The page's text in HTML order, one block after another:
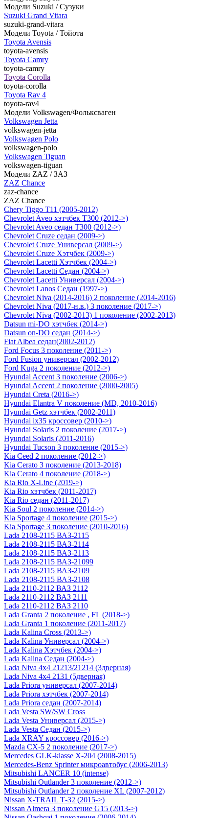
Модели Suzuki / Сузуки
Suzuki Grand Vitara
suzuki-grand-vitara
Модели Toyota / Тойота
Toyota Avensis
toyota-avensis
Toyota Camry
toyota-camry
Toyota Corolla
toyota-corolla
Toyota Rav 4
toyota-rav4
Модели Volkswagen/Фольксваген
Volkswagen Jetta
volkswagen-jetta
Volkswagen Polo
volkswagen-polo
Volkswagen Tiguan
volkswagen-tiguan
Модели ZAZ / ЗАЗ
ZAZ Chance
zaz-chance
ZAZ Chance
Chery Tiggo T11 (2005-2012)
Chevrolet Aveo хэтчбек Т300 (2012->)
Chevrolet Aveo седан Т300 (2012->)
Chevrolet Cruze седан (2009->)
Chevrolet Cruze Универсал (2009->)
Chevrolet Cruze Хэтчбек (2009->)
Chevrolet Lacetti Хэтчбек (2004->)
Chevrolet Lacetti Седан (2004->)
Chevrolet Lacetti Универсал (2004->)
Chevrolet Lanos Седан (1997->)
Chevrolet Niva (2014-2016) 2 поколение (2014-2016)
Chevrolet Niva (2017-н.в.) 3 поколение (2017->)
Chevrolet Niva (2002-2013) 1 поколение (2002-2013)
Datsun mi-DO хэтчбек (2014->)
Datsun on-DO седан (2014->)
Fiat Albea седан(2002-2012)
Ford Focus 3 поколение (2011->)
Ford Fusion универсал (2002-2012)
Ford Kuga 2 поколение (2012->)
Hyundai Accent 3 поколение (2006->)
Hyundai Accent 2 поколение (2000-2005)
Hyundai Creta (2016->)
Hyundai Elantra V поколение (MD, 2010-2016)
Hyundai Getz хэтчбек (2002-2011)
Hyundai ix35 кроссовер (2010->)
Hyundai Solaris 2 поколение (2017->)
Hyundai Solaris (2011-2016)
Hyundai Tucson 3 поколение (2015->)
Kia Ceed 2 поколение (2012->)
Kia Cerato 3 поколение (2013-2018)
Kia Cerato 4 поколение (2018->)
Kia Rio X-Line (2019->)
Kia Rio хэтчбек (2011-2017)
Kia Rio седан (2011-2017)
Kia Soul 2 поколение (2014->)
Kia Sportage 4 поколение (2015->)
Kia Sportage 3 поколение (2010-2016)
Lada 2108-2115 ВАЗ-2115
Lada 2108-2115 ВАЗ-2114
Lada 2108-2115 ВАЗ-2113
Lada 2108-2115 ВАЗ-21099
Lada 2108-2115 ВАЗ-2109
Lada 2108-2115 ВАЗ-2108
Lada 2110-2112 ВАЗ 2112
Lada 2110-2112 ВАЗ 2111
Lada 2110-2112 ВАЗ 2110
Lada Granta 2 поколение , FL (2018->)
Lada Granta 1 поколение (2011-2017)
Lada Kalina Cross (2013->)
Lada Kalina Универсал (2004->)
Lada Kalina Хэтчбек (2004->)
Lada Kalina Седан (2004->)
Lada Niva 4х4 21213/21214 (3дверная)
Lada Niva 4х4 2131 (5дверная)
Lada Priora универсал (2007-2014)
Lada Priora хэтчбек (2007-2014)
Lada Priora седан (2007-2014)
Lada Vesta SW/SW Cross
Lada Vesta Универсал (2015->)
Lada Vesta Седан (2015->)
Lada XRAY кроссовер (2016->)
Mazda CX-5 2 поколение (2017->)
Mercedes GLK-klasse Х-204 (2008-2015)
Mercedes-Benz Sprinter микроавтобус (2006-2013)
Mitsubishi LANCER 10 (intense)
Mitsubishi Outlander 3 поколение (2012->)
Mitsubishi Outlander 2 поколение XL (2007-2012)
Nissan X-TRAIL Т-32 (2015->)
Nissan Almera 3 поколение G15 (2013->)